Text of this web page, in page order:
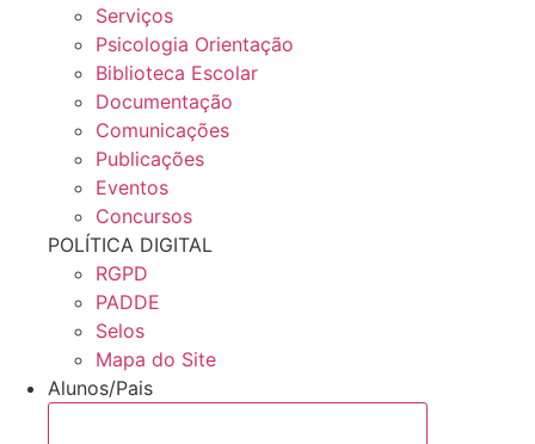
Serviços
Psicologia Orientação
Biblioteca Escolar
Documentação
Comunicações
Publicações
Eventos
Concursos
POLÍTICA DIGITAL
RGPD
PADDE
Selos
Mapa do Site
Alunos/Pais